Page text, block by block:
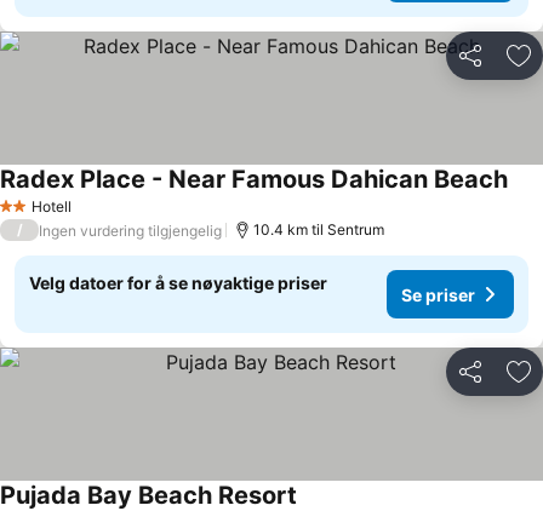
Del
2 Stjerner
Hotell
Radex Place - Near Famous Dahican BeachSe
/ Ingen vurdering tilgjengelig 10.4 km til Sentrum
Velg datoer for å se nøyaktige priser
Se priser
Del
Pujada Bay Beach Resort